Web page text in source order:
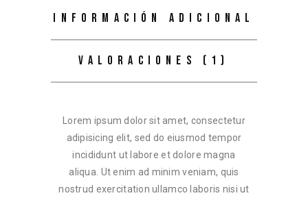
INFORMACIÓN ADICIONAL
VALORACIONES (1)
Lorem ipsum dolor sit amet, consectetur
adipisicing elit, sed do eiusmod tempor
incididunt ut labore et dolore magna
aliqua. Ut enim ad minim veniam, quis
nostrud exercitation ullamco laboris nisi ut